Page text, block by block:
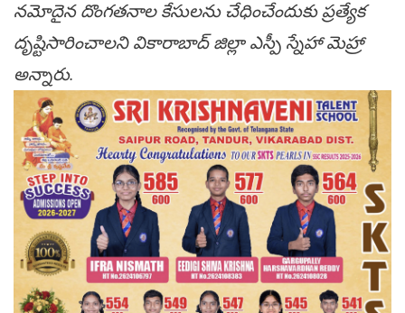
నమోదైన దొంగతనాల కేసులను చేధించేందుకు ప్రత్యేక
దృష్టిసారించాలని వికారాబాద్‌ జిల్లా ఎస్పీ స్నేహా మెహ్రా
అన్నారు.